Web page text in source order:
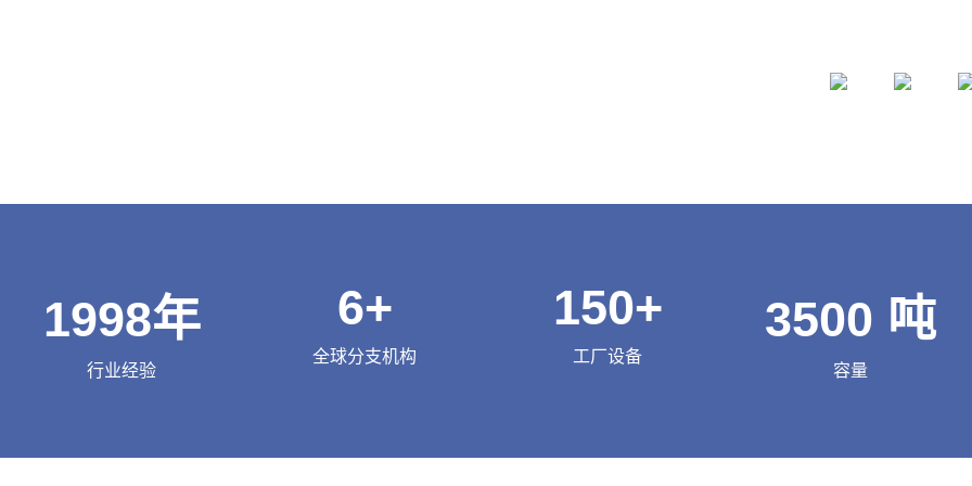
1998年
行业经验
6+
全球分支机构
150+
工厂设备
3500 吨
容量